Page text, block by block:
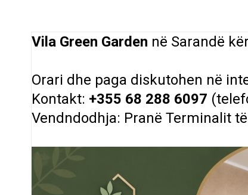
Vila Green Garden në Sarandë
Orari dhe paga diskutohen në
Kontakt: +355 68 288 6097
Vendndodhja: Pranë Terminalit